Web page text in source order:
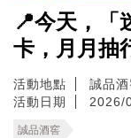
📍今天，「
卡，月月抽
活動地點
誠品
活動日期
2026/
誠品酒窖